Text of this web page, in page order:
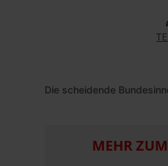
Die scheidende
MEHR